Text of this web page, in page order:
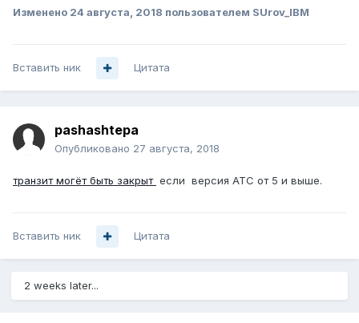
Изменено 24 августа, 2018 пользователем SUrov_IBM
Вставить ник Цитата
pashashtepa
Опубликовано 27 августа, 2018
транзит могёт быть закрыт если версия АТС от 5 и выше.
Вставить ник Цитата
2 weeks later...